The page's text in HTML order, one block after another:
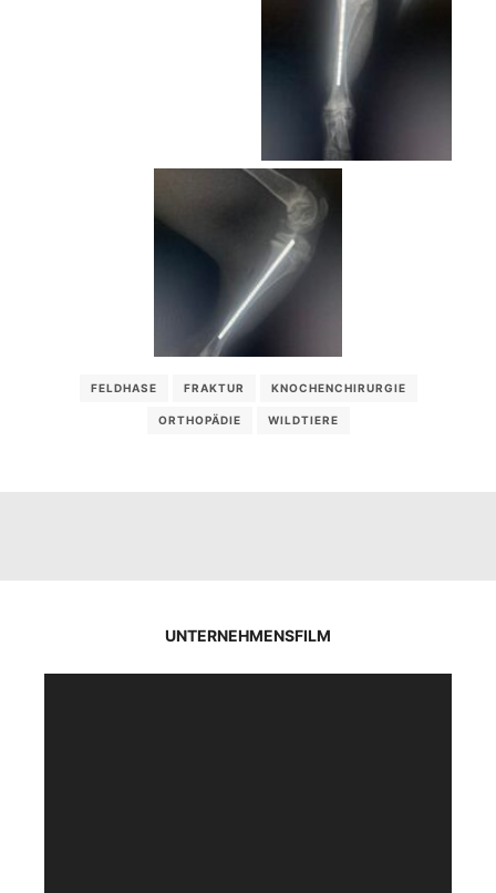
FELDHASE FRAKTUR KNOCHENCHIRURGIE
ORTHOPÄDIE WILDTIERE
UNTERNEHMENSFILM